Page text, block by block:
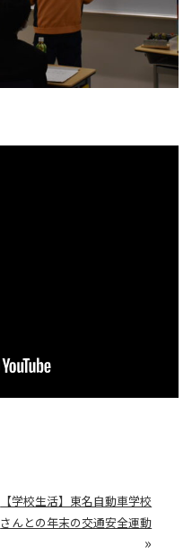
【学校生活】東名自動車学校
さんとの年末の交通安全運動
»